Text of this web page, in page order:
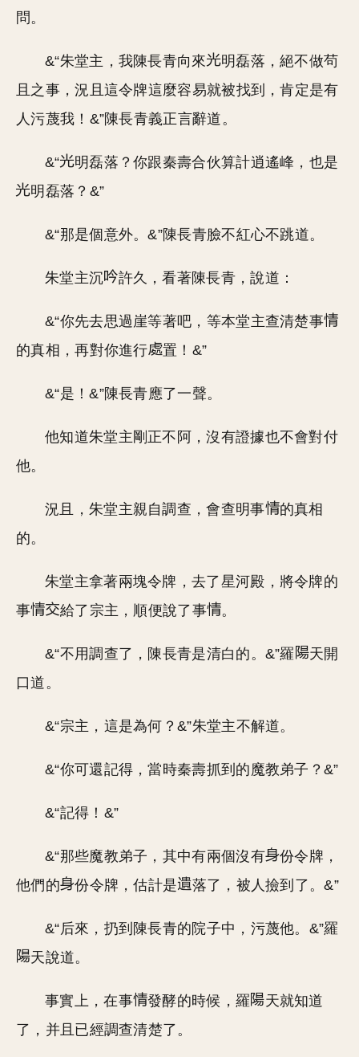
問。
&“朱堂主，我陳長青向來
明磊落，絕不做茍
且之事，況且這令牌這麼容易就被找到，肯定是有
人污蔑我！&”陳長青義正言辭道。
&“
明磊落？你跟秦壽合伙算計逍遙峰，也是
明磊落？&”
&“那是個意外。&”陳長青臉不紅心不跳道。
朱堂主沉 許久，看著陳長青，說道：
&“你先去思過崖等著吧，等本堂主查清楚事
的真相，再對你進行
置！&”
&“是！&”陳長青應了一聲。
他知道朱堂主剛正不阿，沒有證據也不會對付
他。
況且，朱堂主親自調查，會查明事
的真相
的。
朱堂主拿著兩塊令牌，去了星河殿，將令牌的
事
給了宗主，順便說了事 。
&“不用調查了，陳長青是清白的。&”羅
天開
口道。
&“宗主，這是為何？&”朱堂主不解道。
&“你可還記得，當時秦壽抓到的魔教弟子？&”
&“記得！&”
&“那些魔教弟子，其中有兩個沒有
份令牌，
他們的
份令牌，估計是 落了，被人撿到了。&”
&“后來，扔到陳長青的院子中，污蔑他。&”羅
天說道。
事實上，在事 發酵的時候，羅
天就知道
了，并且已經調查清楚了。